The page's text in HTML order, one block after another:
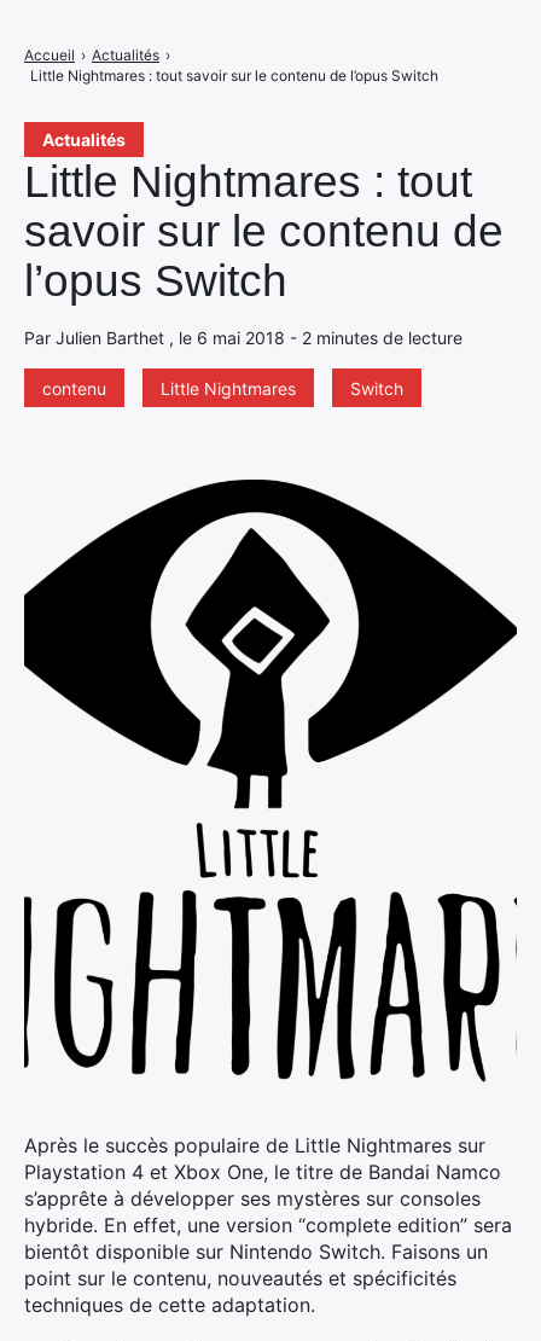
Actualités
Little Nightmares : tout
savoir sur le contenu de
l’opus Switch
Par Julien Barthet , le 6 mai 2018 - 2 minutes de lecture
contenu Little Nightmares Switch
Accueil › Actualités ›
Little Nightmares : tout savoir sur le contenu de l’opus Switch
Après le succès populaire de Little Nightmares sur
Playstation 4 et Xbox One, le titre de Bandai Namco
s’apprête à développer ses mystères sur consoles
hybride. En effet, une version “complete edition” sera
bientôt disponible sur Nintendo Switch. Faisons un
point sur le contenu, nouveautés et spécificités
techniques de cette adaptation.